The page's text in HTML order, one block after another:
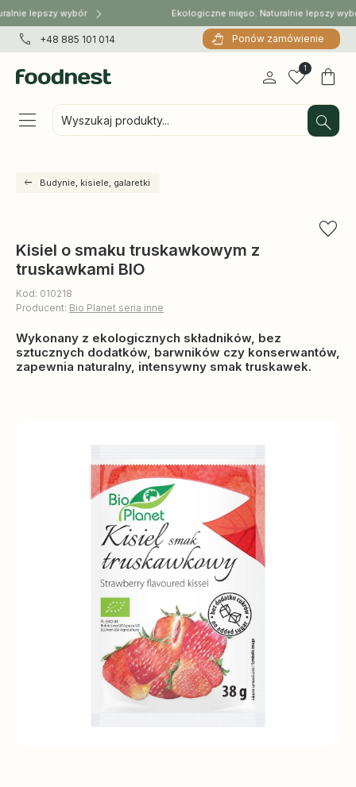
lepszy wybór Ekologiczne mięso. Naturalnie lepszy
+48 885 101 014 Ponów zamówienie
Wyszukaj produkty...
1
Budynie, kisiele, galaretki
Kisiel o smaku truskawkowym z
truskawkami BIO
Kod: 010218
Producent: Bio Planet seria inne
Wykonany z ekologicznych składników, bez
sztucznych dodatków, barwników czy konserwantów,
zapewnia naturalny, intensywny smak truskawek.